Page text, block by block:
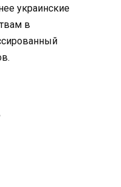
украинские
в